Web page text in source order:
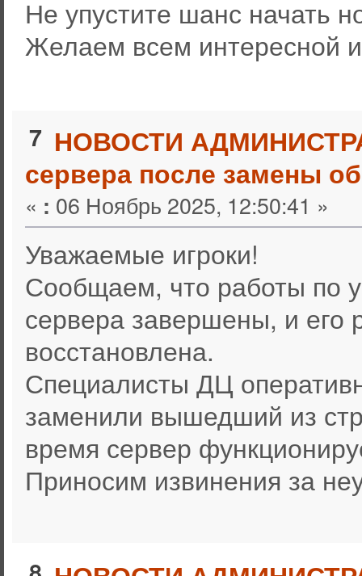
Не упустите шанс начать
Желаем всем интересной
7 НОВОСТИ
сервера после замены
« : 06 Ноябрь 2025, 12:50:41 »
Уважаемые игроки!
Сообщаем, что работы по
сервера завершены, и его
восстановлена.
Специалисты ДЦ
заменили вышедший из
время сервер
Приносим извинения за